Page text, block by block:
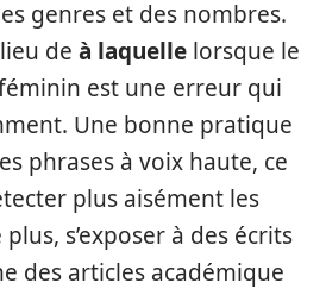
genres et des nombres.
de à laquelle lorsque le
est une erreur qui
Une bonne pratique
phrases à voix haute, ce
plus aisément les
s’exposer à des écrits
des articles académique